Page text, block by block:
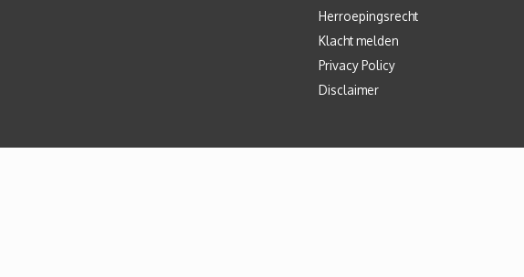
Herroepingsrecht
Klacht melden
Privacy Policy
Disclaimer